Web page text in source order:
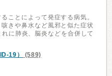
ことによって発症する病気。
きや鼻水など風邪と似た症状
に肺炎、脳炎などを合併して
19）
(589)